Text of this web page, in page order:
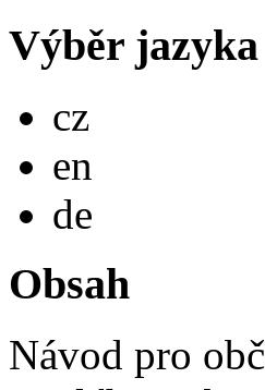
Výběr jazyka
cz
en
de
Obsah
Návod pro